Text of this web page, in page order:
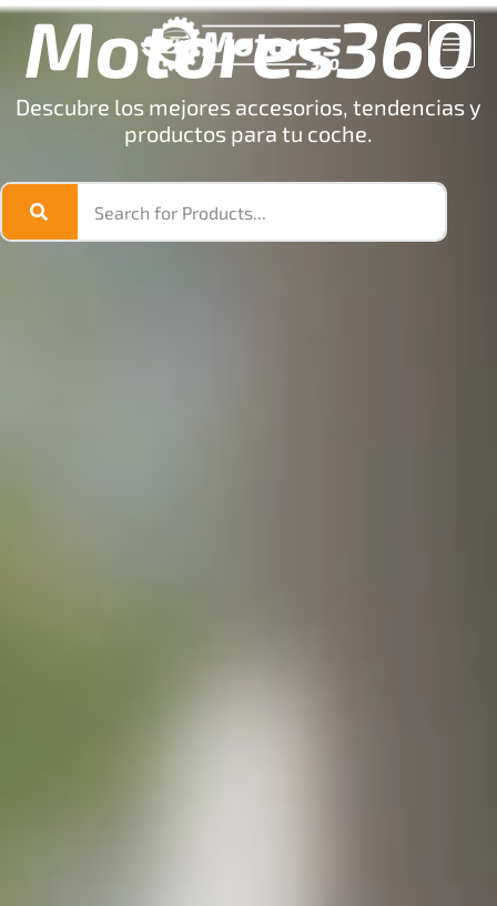
Ir
contenido
Motores360
Descubre los mejores accesorios, tendencias y
productos para tu coche.